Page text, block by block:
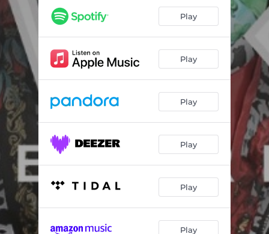
El Gato De Califas 02:56
En Tu Barrio 03:06
Play
Play
Play
Play
Play
Play